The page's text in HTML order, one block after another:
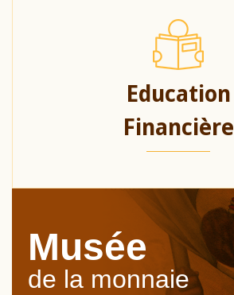
Education
Financière
Musée
de la monnaie